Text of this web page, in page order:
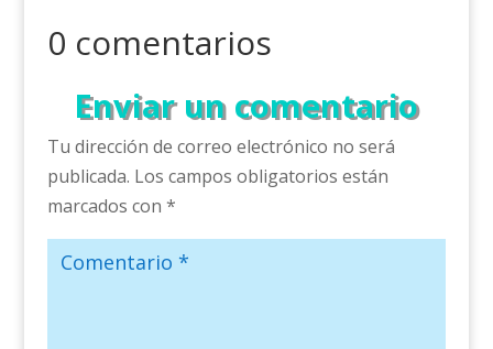
0 comentarios
Enviar un comentario
Tu dirección de correo electrónico no será
publicada. Los campos obligatorios están
marcados con *